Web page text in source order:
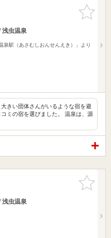
お気に入
りに追加
浅虫温泉
泉駅（あさむしおんせんえき）」より
きい団体さんがいるような宿を避
ミの宿を選びました。 温泉は、源
お気に入
りに追加
浅虫温泉